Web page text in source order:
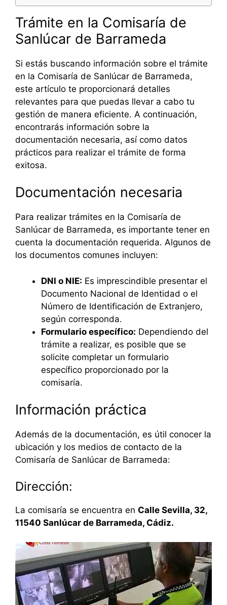
Trámite en la Comisaría de
Sanlúcar de Barrameda
Si estás buscando información sobre el trámite
en la Comisaría de Sanlúcar de Barrameda,
este artículo te proporcionará detalles
relevantes para que puedas llevar a cabo tu
gestión de manera eficiente. A continuación,
encontrarás información sobre la
documentación necesaria, así como datos
prácticos para realizar el trámite de forma
exitosa.
Documentación necesaria
Para realizar trámites en la Comisaría de
Sanlúcar de Barrameda, es importante tener en
cuenta la documentación requerida. Algunos de
los documentos comunes incluyen:
DNI o NIE: Es imprescindible presentar el
Documento Nacional de Identidad o el
Número de Identificación de Extranjero,
según corresponda.
Formulario específico: Dependiendo del
trámite a realizar, es posible que se
solicite completar un formulario
específico proporcionado por la
comisaría.
Información práctica
Además de la documentación, es útil conocer la
ubicación y los medios de contacto de la
Comisaría de Sanlúcar de Barrameda:
Dirección:
La comisaría se encuentra en Calle Sevilla, 32,
11540 Sanlúcar de Barrameda, Cádiz.